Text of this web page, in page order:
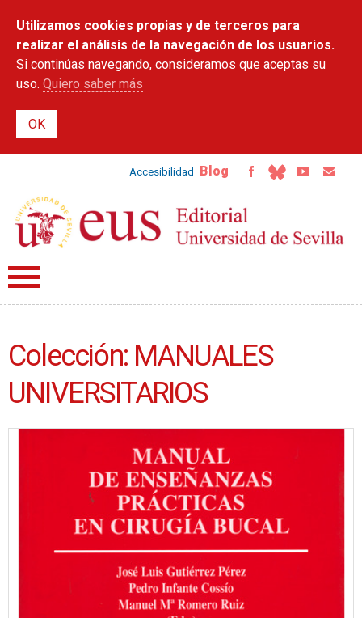
contenido
principal
Utilizamos cookies propias y de terceros para
realizar el análisis de la navegación de los usuarios.
Si continúas navegando, consideramos que aceptas su
uso. Quiero saber más
Accesibilidad Blog
Colección: MANUALES
UNIVERSITARIOS